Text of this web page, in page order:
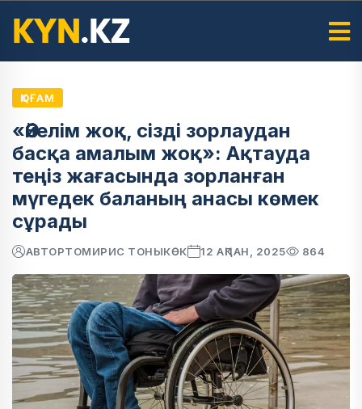
ҚОҒАМ
«Әйелім жоқ, сізді зорлаудан
басқа амалым жоқ»: Ақтауда
теңіз жағасында зорланған
мүгедек баланың анасы көмек
сұрады
АВТОРТОМИРИС ТОНЫКӨК 12 АҚПАН, 2025 864